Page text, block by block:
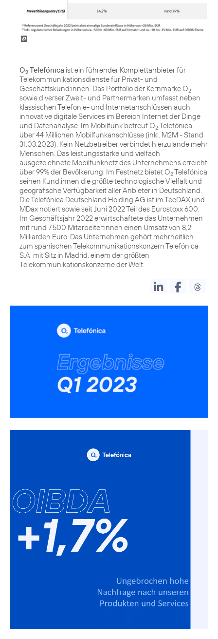
O2 Telefónica ist ein führender Komplettanbieter für
Telekommunikationsdienste für Privat- und
Geschäftskund:innen. Das Portfolio der Kernmarke O2
sowie diverser Zweit- und Partnermarken umfasst neben
klassischen Telefonie- und Internetanschlüssen auch
innovative digitale Services im Bereich Internet der Dinge
und Datenanalyse. Im Mobilfunk betreut O2Telefónica
über 44 Millionen Mobilfunkanschlüsse (inkl. M2M - Stand
31.03.2023). Kein Netzbetreiber verbindet hierzulande mehr
Menschen. Das leistungsstarke und vielfach
ausgezeichnete Mobilfunknetz des Unternehmens erreicht
über 99% der Bevölkerung. Im Festnetz bietet O2Telefónica
seinen Kund:innen die größte technologische Vielfalt und
geografische Verfügbarkeit aller Anbieter in Deutschland.
Die Telefónica Deutschland Holding AG ist im TecDAX und
MDax notiert sowie seit Juni 2022 Teil des Eurostoxx 600.
Im Geschäftsjahr 2022 erwirtschaftete das Unternehmen
mit rund 7.500 Mitarbeiter:innen einen Umsatz von 8,2
Milliarden Euro. Das Unternehmen gehört mehrheitlich
zum spanischen Telekommunikationskonzern Telefónica
S.A. mit Sitz in Madrid, einem der größten
Telekommunikationskonzerne der Welt.